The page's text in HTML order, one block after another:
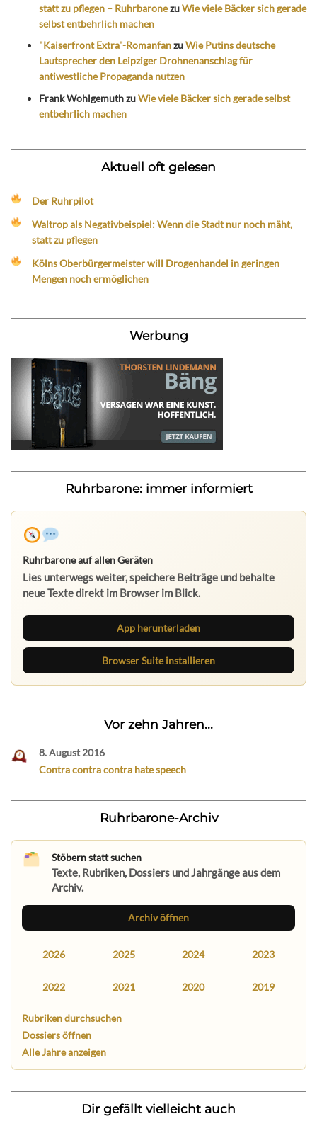
statt zu pflegen – RuhrbaronezuWie viele Bäcker sich gerade
selbst entbehrlich machen
"Kaiserfront Extra"-RomanfanzuWie Putins deutsche
Lautsprecher den Leipziger Drohnenanschlag für
antiwestliche Propaganda nutzen
Frank WohlgemuthzuWie viele Bäcker sich gerade selbst
entbehrlich machen
Aktuell oft gelesen
Der Ruhrpilot
Waltrop als Negativbeispiel: Wenn die Stadt nur noch mäht,
statt zu pflegen
Kölns Oberbürgermeister will Drogenhandel in geringen
Mengen noch ermöglichen
Werbung
Ruhrbarone: immer informiert
Ruhrbarone auf allen Geräten
Lies unterwegs weiter, speichere Beiträge und behalte
neue Texte direkt im Browser im Blick.
App herunterladen
Browser Suite installieren
Vor zehn Jahren...
8. August 2016
Contra contra contra hate speech
Ruhrbarone-Archiv
Stöbern statt suchen
Texte, Rubriken, Dossiers und Jahrgänge aus dem
Archiv.
Archiv öffnen
2026 2025 2024 2023
2022 2021 2020 2019
Rubriken durchsuchen
Dossiers öffnen
Alle Jahre anzeigen
Dir gefällt vielleicht auch